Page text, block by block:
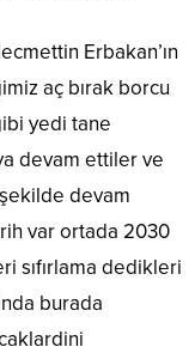
Erbakan’ın
aç bırak borcu
yedi tane
devam ettiler ve
şekilde devam
var ortada 2030
sıfırlama dedikleri
burada